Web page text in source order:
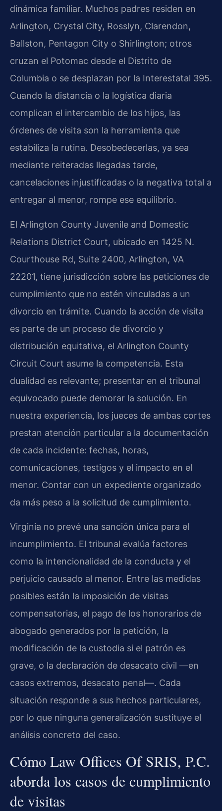
dinámica familiar. Muchos padres residen en
Arlington, Crystal City, Rosslyn, Clarendon,
Ballston, Pentagon City o Shirlington; otros
cruzan el Potomac desde el Distrito de
Columbia o se desplazan por la Interestatal 395.
Cuando la distancia o la logística diaria
complican el intercambio de los hijos, las
órdenes de visita son la herramienta que
estabiliza la rutina. Desobedecerlas, ya sea
mediante reiteradas llegadas tarde,
cancelaciones injustificadas o la negativa total a
entregar al menor, rompe ese equilibrio.
El Arlington County Juvenile and Domestic
Relations District Court, ubicado en 1425 N.
Courthouse Rd, Suite 2400, Arlington, VA
22201, tiene jurisdicción sobre las peticiones de
cumplimiento que no estén vinculadas a un
divorcio en trámite. Cuando la acción de visita
es parte de un proceso de divorcio y
distribución equitativa, el Arlington County
Circuit Court asume la competencia. Esta
dualidad es relevante; presentar en el tribunal
equivocado puede demorar la solución. En
nuestra experiencia, los jueces de ambas cortes
prestan atención particular a la documentación
de cada incidente: fechas, horas,
comunicaciones, testigos y el impacto en el
menor. Contar con un expediente organizado
da más peso a la solicitud de cumplimiento.
Virginia no prevé una sanción única para el
incumplimiento. El tribunal evalúa factores
como la intencionalidad de la conducta y el
perjuicio causado al menor. Entre las medidas
posibles están la imposición de visitas
compensatorias, el pago de los honorarios de
abogado generados por la petición, la
modificación de la custodia si el patrón es
grave, o la declaración de desacato civil —en
casos extremos, desacato penal—. Cada
situación responde a sus hechos particulares,
por lo que ninguna generalización sustituye el
análisis concreto del caso.
Cómo Law Offices Of SRIS, P.C.
aborda los casos de cumplimiento
de visitas